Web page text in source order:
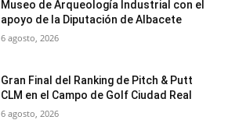
Museo de Arqueología Industrial con el
apoyo de la Diputación de Albacete
6 agosto, 2026
Gran Final del Ranking de Pitch & Putt
CLM en el Campo de Golf Ciudad Real
6 agosto, 2026